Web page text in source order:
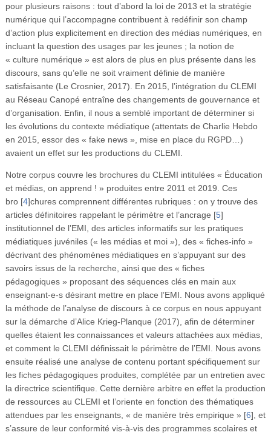
pour plusieurs raisons : tout d’abord la loi de 2013 et la stratégie
numérique qui l’accompagne contribuent à redéfinir son champ
d’action plus explicitement en direction des médias numériques, en
incluant la question des usages par les jeunes ; la notion de
« culture numérique » est alors de plus en plus présente dans les
discours, sans qu’elle ne soit vraiment définie de manière
satisfaisante (Le Crosnier, 2017). En 2015, l’intégration du CLEMI
au Réseau Canopé entraîne des changements de gouvernance et
d’organisation. Enfin, il nous a semblé important de déterminer si
les évolutions du contexte médiatique (attentats de Charlie Hebdo
en 2015, essor des « fake news », mise en place du RGPD…)
avaient un effet sur les productions du CLEMI.
Notre corpus couvre les brochures du CLEMI intitulées « Éducation
et médias, on apprend ! » produites entre 2011 et 2019. Ces
bro[4]chures comprennent différentes rubriques : on y trouve des
articles définitoires rappelant le périmètre et l’ancrage [5]
institutionnel de l’EMI, des articles informatifs sur les pratiques
médiatiques juvéniles (« les médias et moi »), des « fiches-info »
décrivant des phénomènes médiatiques en s’appuyant sur des
savoirs issus de la recherche, ainsi que des « fiches
pédagogiques » proposant des séquences clés en main aux
enseignant-e-s désirant mettre en place l’EMI. Nous avons appliqué
la méthode de l’analyse de discours à ce corpus en nous appuyant
sur la démarche d’Alice Krieg-Planque (2017), afin de déterminer
quelles étaient les connaissances et valeurs attachées aux médias,
et comment le CLEMI définissait le périmètre de l’EMI. Nous avons
ensuite réalisé une analyse de contenu portant spécifiquement sur
les fiches pédagogiques produites, complétée par un entretien avec
la directrice scientifique. Cette dernière arbitre en effet la production
de ressources au CLEMI et l’oriente en fonction des thématiques
attendues par les enseignants, « de manière très empirique » [6] , et
s’assure de leur conformité vis-à-vis des programmes scolaires et